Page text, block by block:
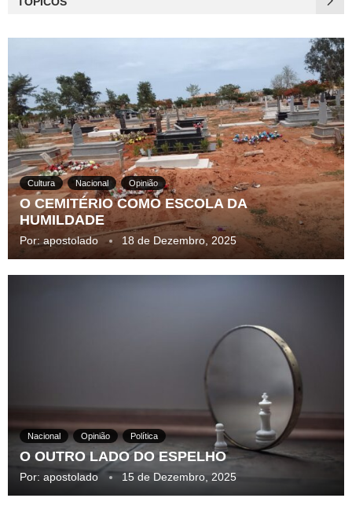
Cultura Nacional Opinião
O CEMITÉRIO COMO ESCOLA DA
HUMILDADE
Por: apostolado 18 de Dezembro, 2025
Nacional Opinião Política
O OUTRO LADO DO ESPELHO
Por: apostolado 15 de Dezembro, 2025